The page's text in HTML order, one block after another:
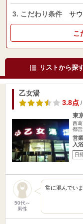
3. こだわり条件 サ
こ
リストから探
乙女湯
3.8点/
東
西
都
営
入
日
50代～
男性
常に混んでい